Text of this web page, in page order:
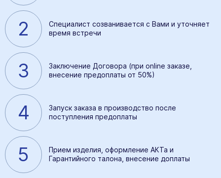
2
Специалист созванивается с Вами и уточняет
время встречи
3
Заключение Договора (при online заказе,
внесение предоплаты от 50%)
4
Запуск заказа в производство после
поступления предоплаты
5
Прием изделия, оформление АКТа и
Гарантийного талона, внесение доплаты